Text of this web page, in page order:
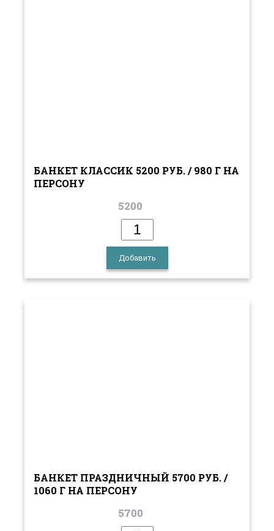
БАНКЕТ КЛАССИК 5200 РУБ. / 980 Г НА
ПЕРСОНУ
5200
Добавить
БАНКЕТ ПРАЗДНИЧНЫЙ 5700 РУБ. /
1060 Г НА ПЕРСОНУ
5700